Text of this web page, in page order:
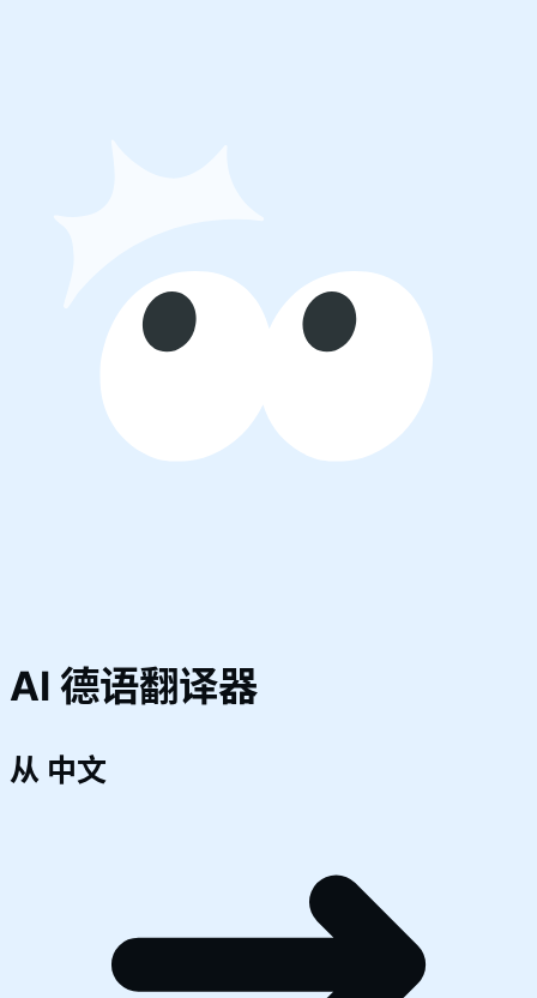
AI 德语翻译器
从 中文